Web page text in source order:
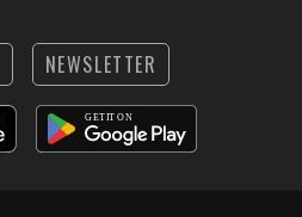
NEWSLETTER